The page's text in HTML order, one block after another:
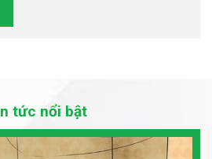
tức nổi bật